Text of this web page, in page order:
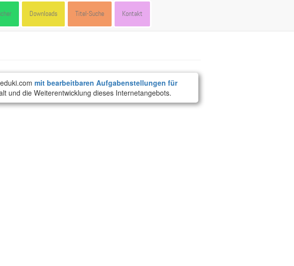
Downloads Titel-Suche Kontakt
mit bearbeitbaren Aufgabenstellungen für
und die Weiterentwicklung dieses Internetangebots.